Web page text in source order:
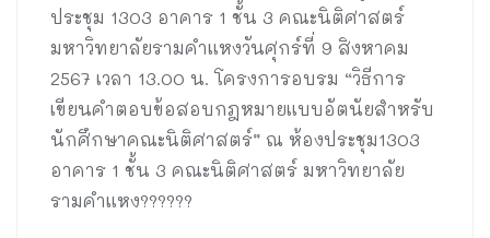
ประชุม 1303 อาคาร 1 ชั้น 3 คณะนิติศาสตร์
มหาวิทยาลัยรามคำแหงวันศุกร์ที่ 9 สิงหาคม
2567 เวลา 13.00 น. โครงการอบรม “วิธีการ
เขียนคำตอบข้อสอบกฎหมายแบบอัตนัยสำหรับ
นักศึกษาคณะนิติศาสตร์” ณ ห้องประชุม1303
อาคาร 1 ชั้น 3 คณะนิติศาสตร์ มหาวิทยาลัย
รามคำแหง??????